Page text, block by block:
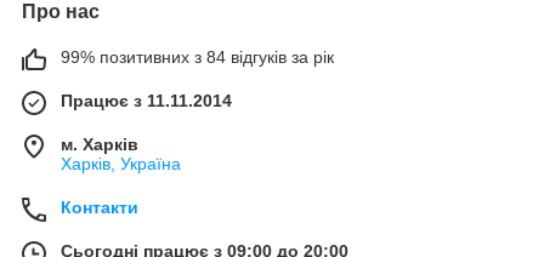
Про нас
99% позитивних з 84 відгуків за рік
Працює з 11.11.2014
м. Харків
Харків, Україна
Контакти
Сьогодні працює з 09:00 до 20:00